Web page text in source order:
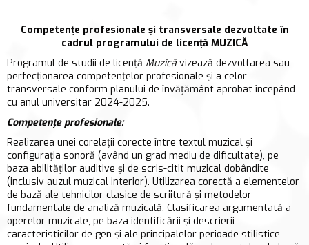
Competențe profesionale și transversale dezvoltate în
cadrul programului de licență MUZICĂ
Programul de studii de licență Muzică vizează dezvoltarea sau
perfecţionarea competenţelor profesionale și a celor
transversale conform planului de învățământ aprobat începând
cu anul universitar 2024-2025.
Competenţe profesionale:
Realizarea unei corelaţii corecte între textul muzical şi
configuraţia sonoră (având un grad mediu de dificultate), pe
baza abilităţilor auditive şi de scris-citit muzical dobândite
(inclusiv auzul muzical interior). Utilizarea corectă a elementelor
de bază ale tehnicilor clasice de scriitură şi metodelor
fundamentale de analiză muzicală. Clasificarea argumentată a
operelor muzicale, pe baza identificării şi descrierii
caracteristicilor de gen şi ale principalelor perioade stilistice